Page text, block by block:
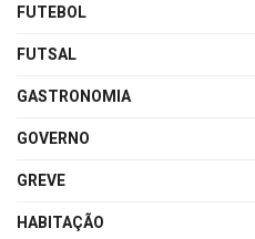
FUTEBOL
FUTSAL
GASTRONOMIA
GOVERNO
GREVE
HABITAÇÃO